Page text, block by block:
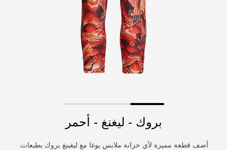
beginning
بروك - ليغنغ - أحمر
أضف قطعة مميزة لأي خزانة ملابس يوغا مع ليغينغ بروك بطبعات.